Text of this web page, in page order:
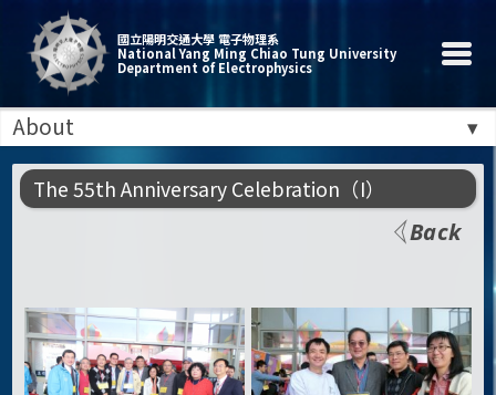
國立陽明交通大學 電子物理系
National Yang Ming Chiao Tung University
Department of Electrophysics
About
The 55th Anniversary Celebration（I）